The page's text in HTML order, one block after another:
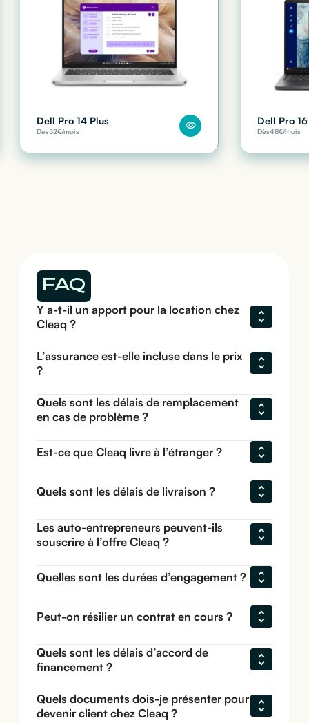
Dell Pro 14 Plus
Dès52€/mois
Dell Pro 16
Dès48€/mois
FAQ
Y a-t-il un apport pour la location chez
Cleaq ?
L’assurance est-elle incluse dans le prix
?
Quels sont les délais de remplacement
en cas de problème ?
Est-ce que Cleaq livre à l’étranger ?
Quels sont les délais de livraison ?
Les auto-entrepreneurs peuvent-ils
souscrire à l’offre Cleaq ?
Quelles sont les durées d’engagement ?
Peut-on résilier un contrat en cours ?
Quels sont les délais d’accord de
financement ?
Quels documents dois-je présenter pour
devenir client chez Cleaq ?